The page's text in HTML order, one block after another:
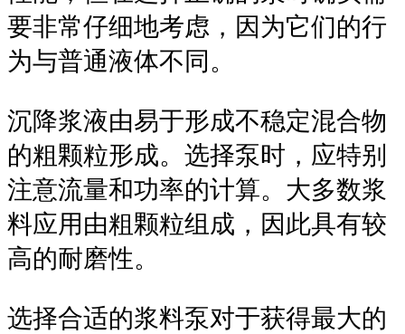
要非常仔细地考虑，因为它们的行
为与普通液体不同。
沉降浆液由易于形成不稳定混合物
的粗颗粒形成。选择泵时，应特别
注意流量和功率的计算。大多数浆
料应用由粗颗粒组成，因此具有较
高的耐磨性。
选择合适的浆料泵对于获得最大的